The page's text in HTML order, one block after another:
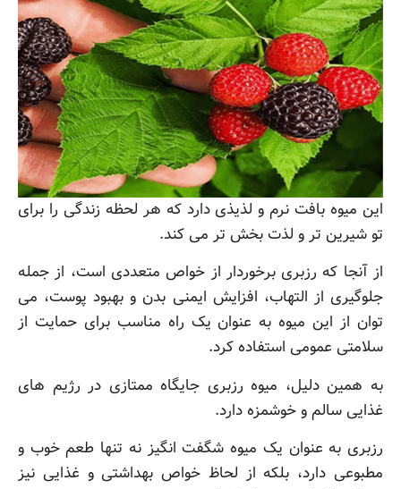
این میوه بافت نرم و لذیذی دارد که هر لحظه زندگی را برای
تو شیرین تر و لذت بخش تر می کند.
از آنجا که رزبری برخوردار از خواص متعددی است، از جمله
جلوگیری از التهاب، افزایش ایمنی بدن و بهبود پوست، می
توان از این میوه به عنوان یک راه مناسب برای حمایت از
سلامتی عمومی استفاده کرد.
به همین دلیل، میوه رزبری جایگاه ممتازی در رژیم های
غذایی سالم و خوشمزه دارد.
رزبری به عنوان یک میوه شگفت انگیز نه تنها طعم خوب و
مطبوعی دارد، بلکه از لحاظ خواص بهداشتی و غذایی نیز